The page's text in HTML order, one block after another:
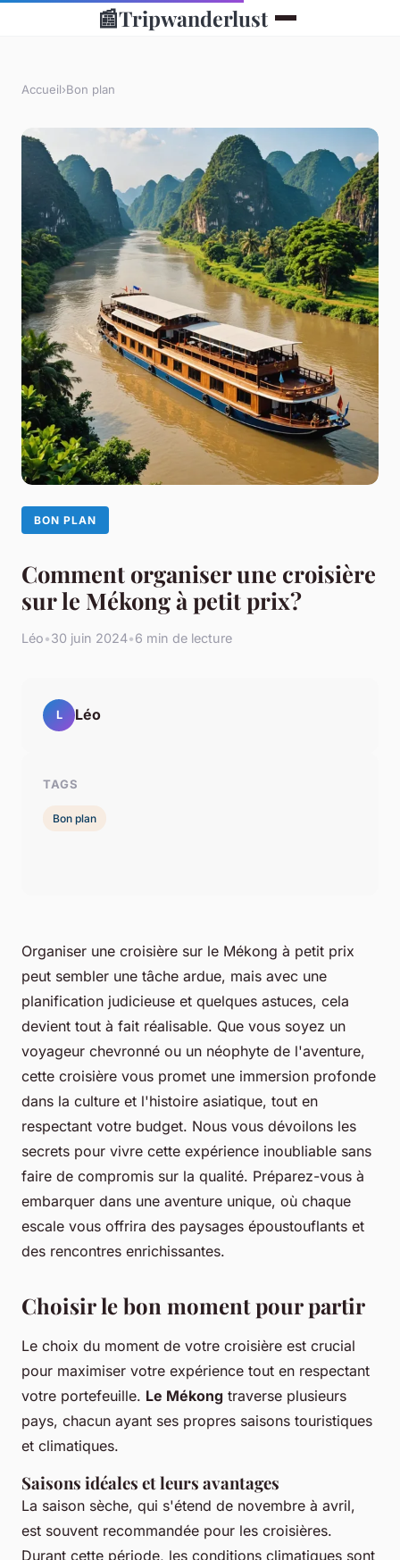
📰Tripwanderlust
Accueil›Bon plan
BON PLAN
Comment organiser une croisière
sur le Mékong à petit prix?
Léo•30 juin 2024•6 min de lecture
Organiser une croisière sur le Mékong à petit prix
peut sembler une tâche ardue, mais avec une
planification judicieuse et quelques astuces, cela
devient tout à fait réalisable. Que vous soyez un
voyageur chevronné ou un néophyte de l'aventure,
cette croisière vous promet une immersion profonde
dans la culture et l'histoire asiatique, tout en
respectant votre budget. Nous vous dévoilons les
secrets pour vivre cette expérience inoubliable sans
faire de compromis sur la qualité. Préparez-vous à
embarquer dans une aventure unique, où chaque
escale vous offrira des paysages époustouflants et
des rencontres enrichissantes.
Choisir le bon moment pour partir
Le choix du moment de votre croisière est crucial
pour maximiser votre expérience tout en respectant
votre portefeuille. Le Mékong traverse plusieurs
pays, chacun ayant ses propres saisons touristiques
et climatiques.
Saisons idéales et leurs avantages
La saison sèche, qui s'étend de novembre à avril,
est souvent recommandée pour les croisières.
Durant cette période, les conditions climatiques sont
L Léo
TAGS
Bon plan